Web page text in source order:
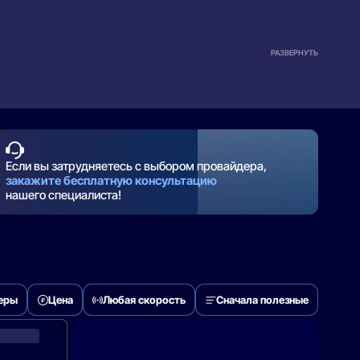
РАЗВЕРНУТЬ
Если вы затрудняетесь с выбором провайдера,
закажите бесплатную консультацию
нашего специалиста!
Цена Любая скорость Сначала полезные